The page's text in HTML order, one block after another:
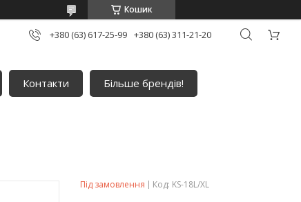
Кошик
+380 (63) 617-25-99 +380 (63) 311-21-20
Контакти
Більше брендів!
Під замовлення Код: KS-18L/XL